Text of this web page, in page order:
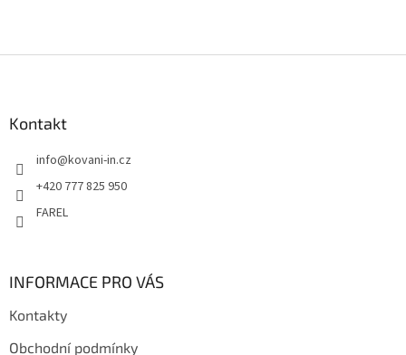
Kontakt
info@kovani-in.cz
+420 777 825 950
FAREL
INFORMACE PRO VÁS
Kontakty
Obchodní podmínky